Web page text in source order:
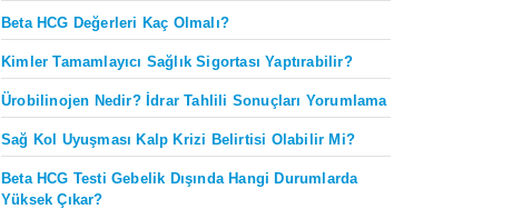
Beta HCG Değerleri Kaç Olmalı?
Kimler Tamamlayıcı Sağlık Sigortası Yaptırabilir?
Ürobilinojen Nedir? İdrar Tahlili Sonuçları Yorumlama
Sağ Kol Uyuşması Kalp Krizi Belirtisi Olabilir Mi?
Beta HCG Testi Gebelik Dışında Hangi Durumlarda
Yüksek Çıkar?